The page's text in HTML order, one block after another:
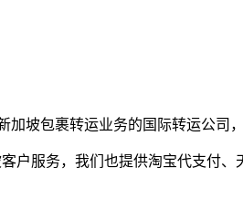
加坡包裹转运业务的国际转运公司
户服务，我们也提供淘宝代支付